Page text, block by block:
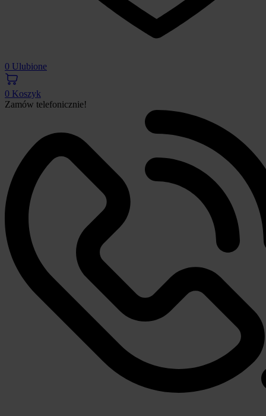
0 Ulubione
0 Koszyk
Zamów telefonicznie!